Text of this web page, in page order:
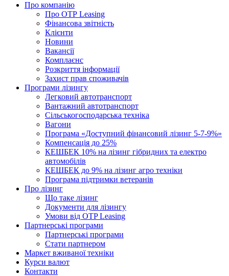
Про компанію
Про ОТР Leasing
Фінансова звітність
Клієнти
Новини
Вакансії
Комплаєнс
Розкриття інформації
Захист прав споживачів
Програми лізингу
Легковий автотранспорт
Вантажний автотранспорт
Cільськогосподарська техніка
Вагони
Програма «Доступний фінансовий лізинг 5-7-9%»
Компенсація до 25%
КЕШБЕК 10% на лізинг гібридних та електро
автомобілів
КЕШБЕК до 9% на лізинг агро техніки
Програма підтримки ветеранів
Про лізинг
Що таке лізинг
Документи для лізингу
Умови від OTP Leasing
Партнерські програми
Партнерські програми
Стати партнером
Маркет вживаної техніки
Курси валют
Контакти